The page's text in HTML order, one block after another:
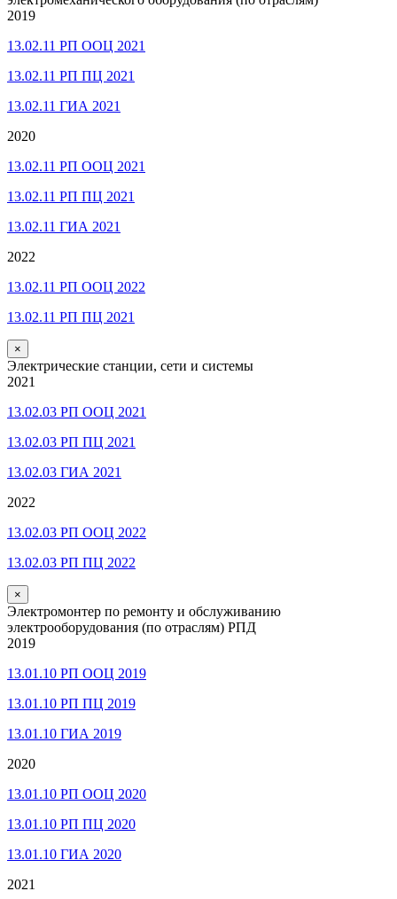
2019
13.02.11 РП ООЦ 2021
13.02.11 РП ПЦ 2021
13.02.11 ГИА 2021
2020
13.02.11 РП ООЦ 2021
13.02.11 РП ПЦ 2021
13.02.11 ГИА 2021
2022
13.02.11 РП ООЦ 2022
13.02.11 РП ПЦ 2021
×
Электрические станции, сети и системы
2021
13.02.03 РП ООЦ 2021
13.02.03 РП ПЦ 2021
13.02.03 ГИА 2021
2022
13.02.03 РП ООЦ 2022
13.02.03 РП ПЦ 2022
×
Электромонтер по ремонту и обслуживанию
электрооборудования (по отраслям) РПД
2019
13.01.10 РП ООЦ 2019
13.01.10 РП ПЦ 2019
13.01.10 ГИА 2019
2020
13.01.10 РП ООЦ 2020
13.01.10 РП ПЦ 2020
13.01.10 ГИА 2020
2021